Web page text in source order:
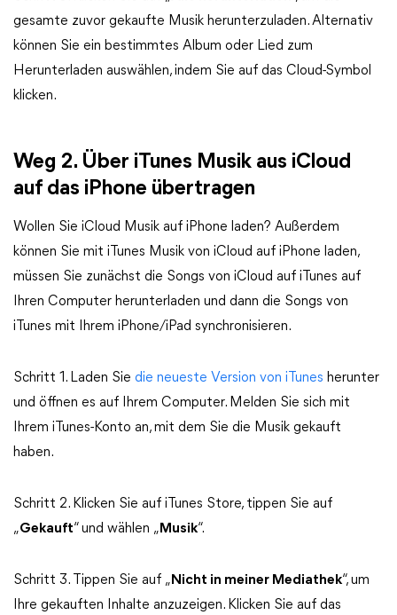
gesamte zuvor gekaufte Musik herunterzuladen. Alternativ
können Sie ein bestimmtes Album oder Lied zum
Herunterladen auswählen, indem Sie auf das Cloud-Symbol
klicken.
Weg 2. Über iTunes Musik aus iCloud
auf das iPhone übertragen
Wollen Sie iCloud Musik auf iPhone laden? Außerdem
können Sie mit iTunes Musik von iCloud auf iPhone laden,
müssen Sie zunächst die Songs von iCloud auf iTunes auf
Ihren Computer herunterladen und dann die Songs von
iTunes mit Ihrem iPhone/iPad synchronisieren.
Schritt 1. Laden Sie die neueste Version von iTunes herunter
und öffnen es auf Ihrem Computer. Melden Sie sich mit
Ihrem iTunes-Konto an, mit dem Sie die Musik gekauft
haben.
Schritt 2. Klicken Sie auf iTunes Store, tippen Sie auf
„Gekauft“ und wählen „ Musik“.
Schritt 3. Tippen Sie auf „ Nicht in meiner Mediathek“, um
Ihre gekauften Inhalte anzuzeigen. Klicken Sie auf das